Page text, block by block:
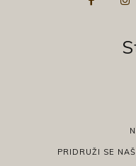
PRIDRUŽI SE